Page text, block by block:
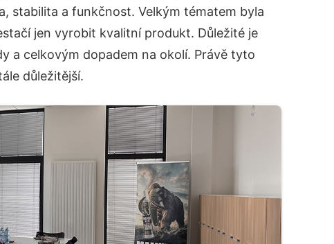
stabilita a funkčnost. Velkým tématem byla
jen vyrobit kvalitní produkt. Důležité je
a celkovým dopadem na okolí. Právě tyto
důležitější.